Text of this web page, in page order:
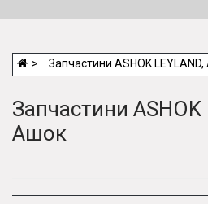
Запчастини ASHOK
Запчастини ASHOK
Ашок